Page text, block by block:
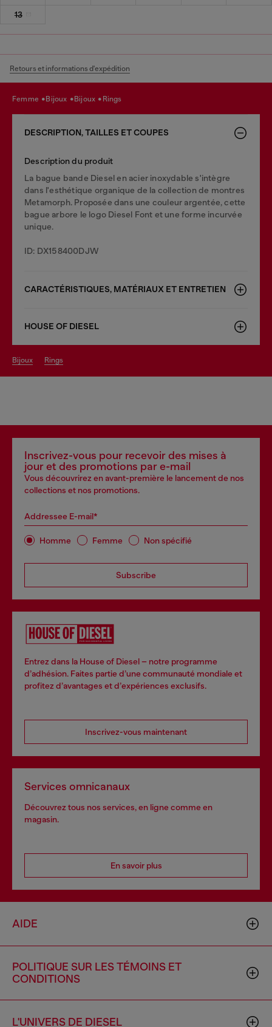
13
Retours et informations d'expédition
femme bijoux bijoux rings
DESCRIPTION, TAILLES ET COUPES
Description du produit
La bague bande Diesel en acier inoxydable s'intègre
dans l'esthétique organique de la collection de montres
Metamorph. Proposée dans une couleur argentée, cette
bague arbore le logo Diesel Font et une forme incurvée
unique.
ID: DX158400DJW
CARACTÉRISTIQUES, MATÉRIAUX ET ENTRETIEN
HOUSE OF DIESEL
bijoux rings
Inscrivez-vous pour recevoir des mises à
jour et des promotions par e-mail
Vous découvrirez en avant-première le lancement de nos
collections et nos promotions.
Addressee E-mail*
Homme Femme Non spécifié
Subscribe
Entrez dans la House of Diesel – notre programme
d’adhésion. Faites partie d’une communauté mondiale et
profitez d’avantages et d’expériences exclusifs.
Inscrivez-vous maintenant
Services omnicanaux
Découvrez tous nos services, en ligne comme en
magasin.
En savoir plus
AIDE
POLITIQUE SUR LES TÉMOINS ET
CONDITIONS
L'UNIVERS DE DIESEL